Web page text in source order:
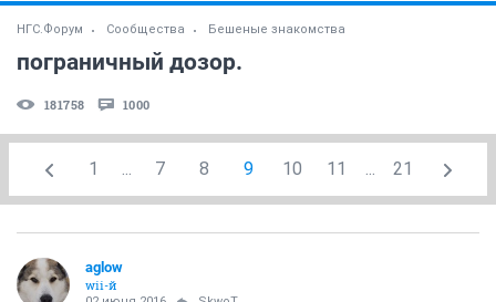
НГС.Форум Сообщества Бешеные знакомства
пограничный дозор.
181758 1000
1 ... 7 8 9 10 11 ... 21
aglow
wii-й